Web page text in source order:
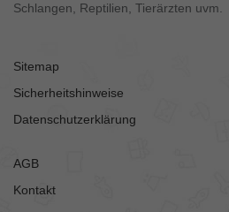
Schlangen, Reptilien, Tierärzten uvm.
Sitemap
Sicherheitshinweise
Datenschutzerklärung
AGB
Kontakt